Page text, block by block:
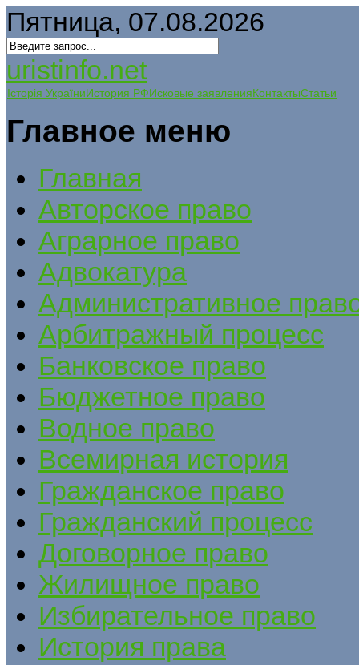
Пятница, 07.08.2026
uristinfo.net
Історія УкраїниИстория РФИсковые заявленияКонтактыСтатьи
Главное меню
Главная
Авторское право
Аграрное право
Адвокатура
Административное
Арбитражный процесс
Банковское право
Бюджетное право
Водное право
Всемирная история
Гражданское право
Гражданский процесс
Договорное право
Жилищное право
Избирательное право
История права